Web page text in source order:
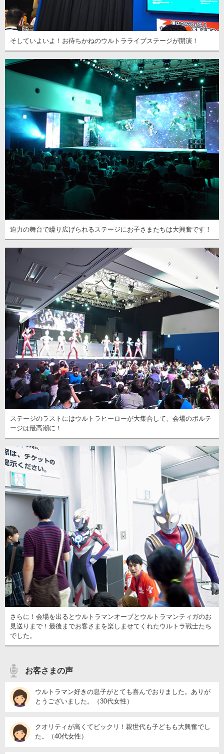
そしていよいよ！お待ちかねのウルトラライブステージが開演！
迫力の舞台で繰り広げられるステージにお子さまたちは大興奮です！
ステージのラストにはウルトラヒーローが大集合して、会場のボルテ
ージは最高潮に！
さらに！会場を出るとウルトラマンオーブとウルトラマンティガのお
見送りまで！最後までお客さまを楽しませてくれたウルトラ戦士たち
でした。
お客さまの声
ウルトラマン好きの息子がとても喜んでおりました。ありが
とうございました。（30代女性）
クオリティが高くてビックリ！親世代も子どもも大興奮でし
た。（40代女性）